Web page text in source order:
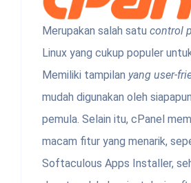
Merupakan salah satu control
Linux yang cukup populer
Memiliki tampilan yang user-
mudah digunakan oleh
pemula. Selain itu, cPanel
macam fitur yang menarik,
Softaculous Apps Installer,